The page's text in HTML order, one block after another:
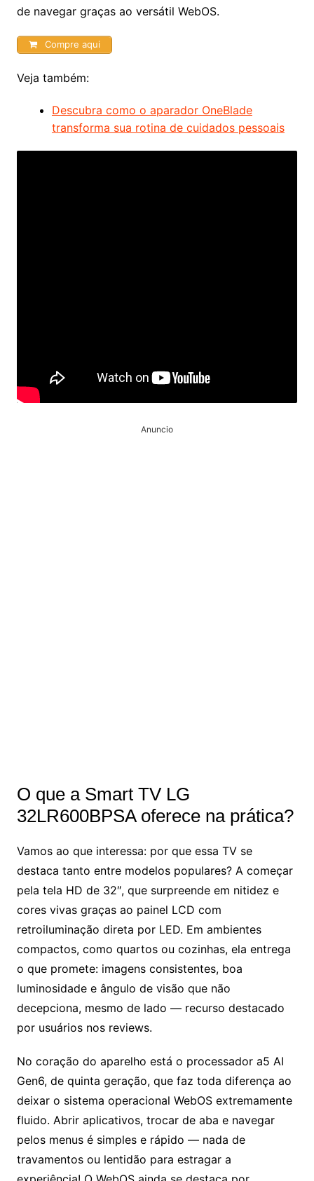
de navegar graças ao versátil WebOS.
Compre aqui
Veja também:
Descubra como o aparador OneBlade
transforma sua rotina de cuidados pessoais
Anuncio
O que a Smart TV LG
32LR600BPSA oferece na prática?
Vamos ao que interessa: por que essa TV se
destaca tanto entre modelos populares? A começar
pela tela HD de 32″, que surpreende em nitidez e
cores vivas graças ao painel LCD com
retroiluminação direta por LED. Em ambientes
compactos, como quartos ou cozinhas, ela entrega
o que promete: imagens consistentes, boa
luminosidade e ângulo de visão que não
decepciona, mesmo de lado — recurso destacado
por usuários nos reviews.
No coração do aparelho está o processador a5 AI
Gen6, de quinta geração, que faz toda diferença ao
deixar o sistema operacional WebOS extremamente
fluido. Abrir aplicativos, trocar de aba e navegar
pelos menus é simples e rápido — nada de
travamentos ou lentidão para estragar a